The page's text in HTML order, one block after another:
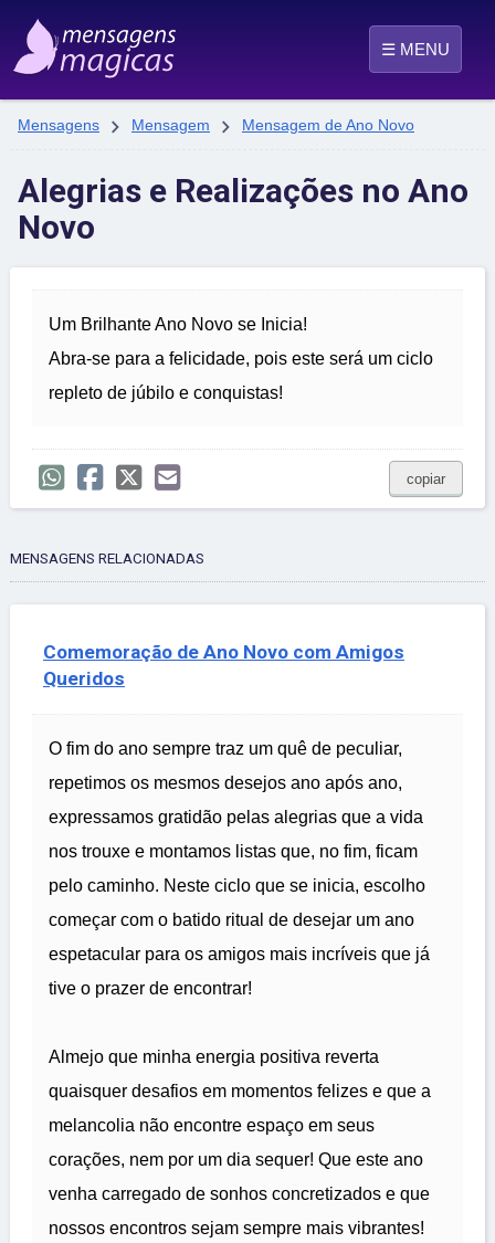
☰ MENU
Mensagens  Mensagem  Mensagem de Ano Novo
Alegrias e Realizações no Ano
Novo
Um Brilhante Ano Novo se Inicia!
Abra-se para a felicidade, pois este será um ciclo
repleto de júbilo e conquistas!
copiar
MENSAGENS RELACIONADAS
Comemoração de Ano Novo com Amigos
Queridos
O fim do ano sempre traz um quê de peculiar,
repetimos os mesmos desejos ano após ano,
expressamos gratidão pelas alegrias que a vida
nos trouxe e montamos listas que, no fim, ficam
pelo caminho. Neste ciclo que se inicia, escolho
começar com o batido ritual de desejar um ano
espetacular para os amigos mais incríveis que já
tive o prazer de encontrar!
Almejo que minha energia positiva reverta
quaisquer desafios em momentos felizes e que a
melancolia não encontre espaço em seus
corações, nem por um dia sequer! Que este ano
venha carregado de sonhos concretizados e que
nossos encontros sejam sempre mais vibrantes!